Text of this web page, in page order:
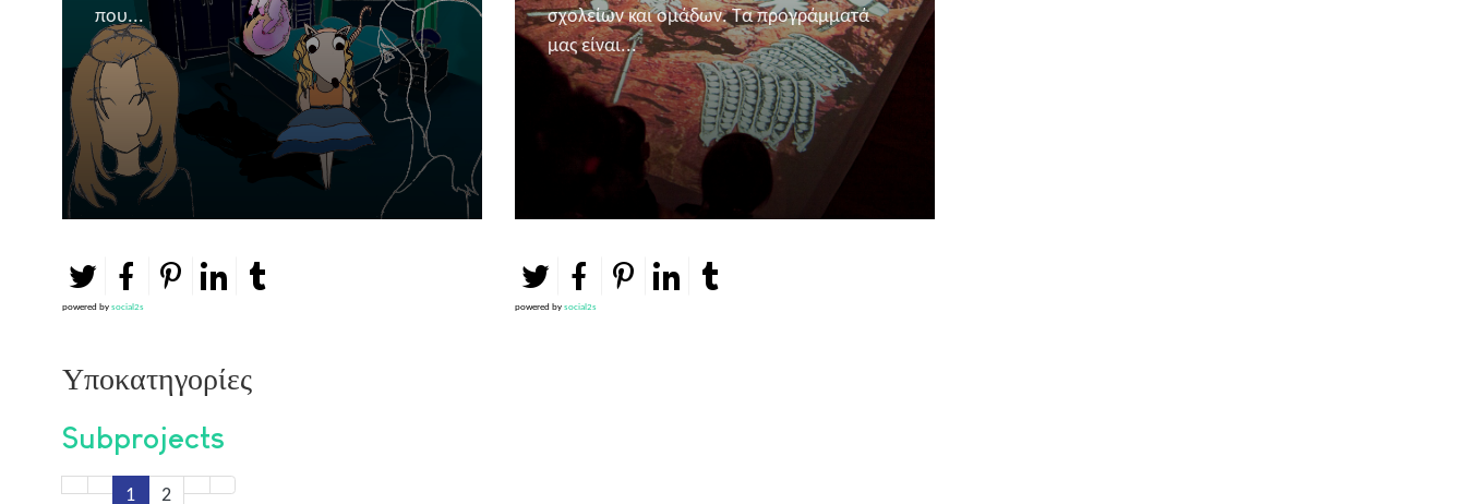
που...
powered by social2s
σχολείων και ομάδων. Τα προγράμματά
μας είναι...
powered by social2s
Υποκατηγορίες
Subprojects
1 2